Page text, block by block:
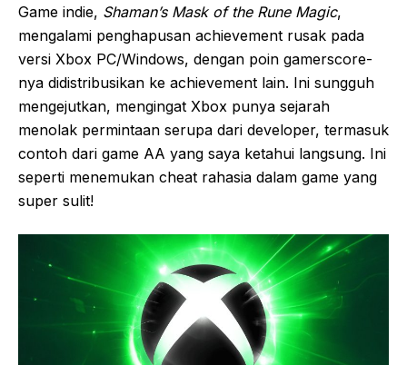
Game indie, Shaman’s Mask of the Rune Magic,
mengalami penghapusan achievement rusak pada
versi Xbox PC/Windows, dengan poin gamerscore-
nya didistribusikan ke achievement lain. Ini sungguh
mengejutkan, mengingat Xbox punya sejarah
menolak permintaan serupa dari developer, termasuk
contoh dari game AA yang saya ketahui langsung. Ini
seperti menemukan cheat rahasia dalam game yang
super sulit!